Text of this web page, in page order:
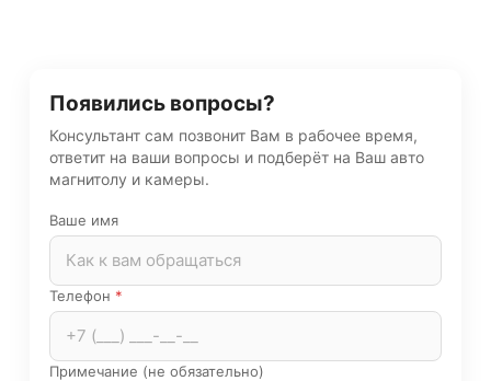
Появились вопросы?
Консультант сам позвонит Вам в рабочее время,
ответит на ваши вопросы и подберёт на Ваш авто
магнитолу и камеры.
Ваше имя
Телефон *
Примечание (не обязательно)